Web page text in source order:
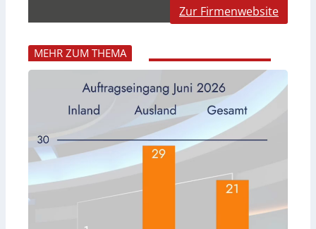
Zur Firmenwebsite
MEHR ZUM THEMA